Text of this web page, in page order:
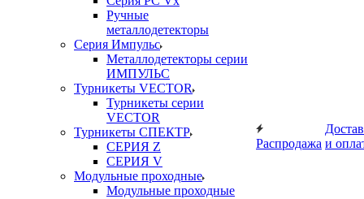
Ручные
металлодетекторы
Серия Импульс
Металлодетекторы серии
ИМПУЛЬС
Турникеты VECTOR
Турникеты серии
VECTOR
Турникеты СПЕКТР
СЕРИЯ Z
СЕРИЯ V
Модульные проходные
Модульные проходные
Распродажа и